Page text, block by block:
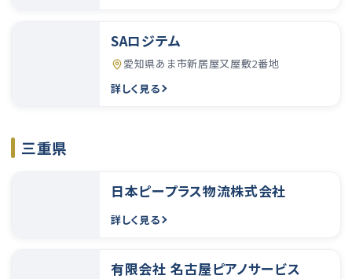
SAロジテム
愛知県あま市新居屋又屋敷2番地
詳しく見る
三重県
日本ピープラス物流株式会社
詳しく見る
有限会社 名古屋ピアノサービス